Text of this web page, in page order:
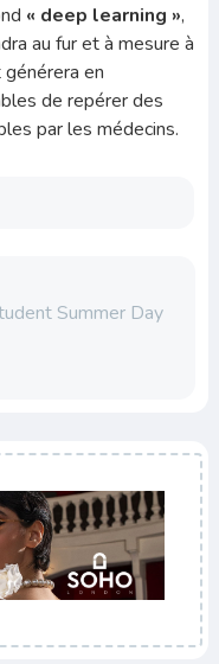
« deep learning »,
au fur et à mesure à
en
de repérer des
par les médecins.
Summer Day